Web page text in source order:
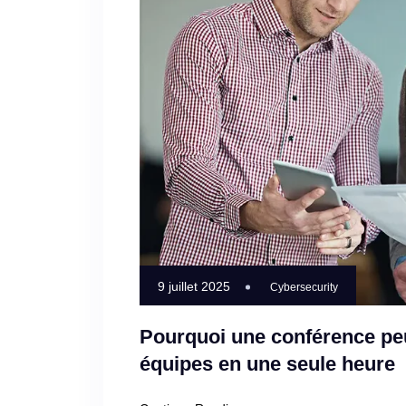
9 juillet 2025 Cybersecurity
Pourquoi une conférence
équipes en une seule heure